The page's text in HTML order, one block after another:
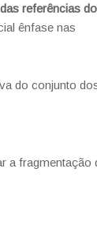
referências do
ênfase nas
do conjunto
a fragmentação